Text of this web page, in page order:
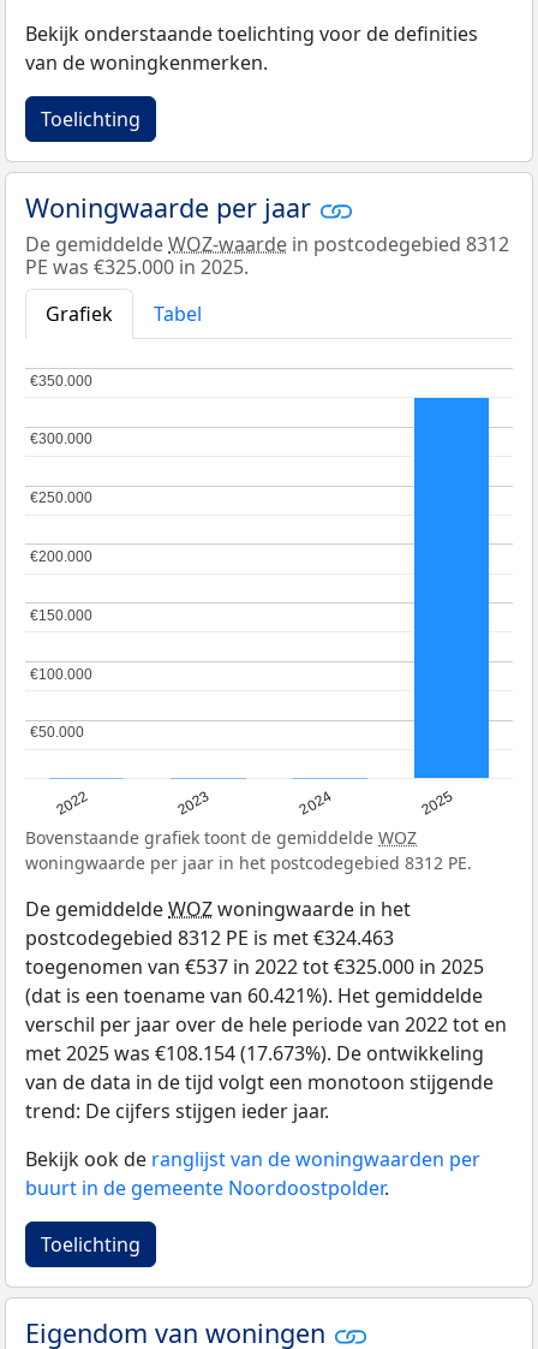
Bekijk onderstaande toelichting voor de definities
van de woningkenmerken.
Toelichting
Woningwaarde per jaar
De gemiddeldeWOZ-waarde in postcodegebied 8312
PE was €325.000 in 2025.
Grafiek
Tabel
2022 2023 2024 2025
€50.000
€50.000
€100.000
€100.000
€150.000
€150.000
€200.000
€200.000
€250.000
€250.000
€300.000
€300.000
€350.000
€350.000
Bovenstaande grafiek toont de gemiddelde WOZ
woningwaarde per jaar in het postcodegebied 8312 PE.
De gemiddeldeWOZwoningwaarde in het
postcodegebied 8312 PE is met €324.463
toegenomen van €537 in 2022 tot €325.000 in 2025
(dat is een toename van 60.421%). Het gemiddelde
verschil per jaar over de hele periode van 2022 tot en
met 2025 was €108.154 (17.673%). De ontwikkeling
van de data in de tijd volgt een monotoon stijgende
trend: De cijfers stijgen ieder jaar.
Bekijk ook de ranglijst van de woningwaarden per
buurt in de gemeente Noordoostpolder.
Toelichting
Eigendom van woningen